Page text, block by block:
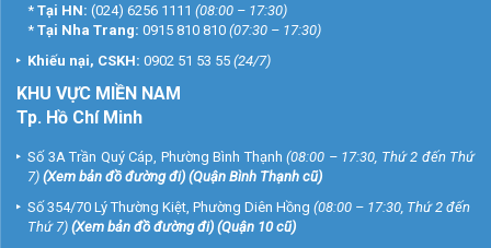
* Tại HN: (024) 6256 1111 (08:00 – 17:30)
* Tại Nha Trang: 0915 810 810 (07:30 – 17:30)
Khiếu nại, CSKH: 0902 51 53 55 (24/7)
KHU VỰC MIỀN NAM
Tp. Hồ Chí Minh
Số 3A Trần Quý Cáp, Phường Bình Thạnh (08:00 – 17:30, Thứ 2 đến Thứ
7) (Xem bản đồ đường đi) (Quận Bình Thạnh cũ)
Số 354/70 Lý Thường Kiệt, Phường Diên Hồng (08:00 – 17:30, Thứ 2 đến
Thứ 7) (Xem bản đồ đường đi) (Quận 10 cũ)